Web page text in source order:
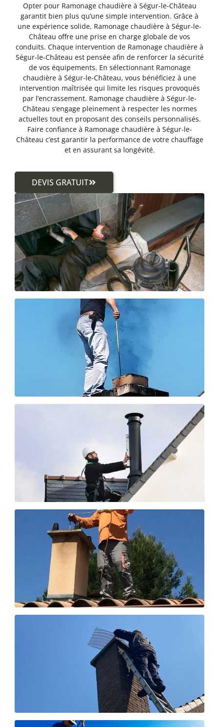
Opter pour Ramonage chaudière à Ségur-le-Château
garantit bien plus qu’une simple intervention. Grâce à
une expérience solide, Ramonage chaudière à Ségur-le-
Château offre une prise en charge globale de vos
conduits. Chaque intervention de Ramonage chaudière à
Ségur-le-Château est pensée afin de renforcer la sécurité
de vos équipements. En sélectionnant Ramonage
chaudière à Ségur-le-Château, vous bénéficiez à une
intervention maîtrisée qui limite les risques provoqués
par l’encrassement. Ramonage chaudière à Ségur-le-
Château s’engage pleinement à respecter les normes
actuelles tout en proposant des conseils personnalisés.
Faire confiance à Ramonage chaudière à Ségur-le-
Château c’est garantir la performance de votre chauffage
et en assurant sa longévité.
DEVIS GRATUIT